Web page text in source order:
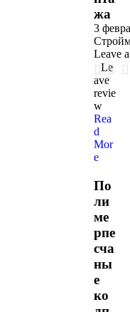
жа
3
Leave
Le
ave
revie
w
Rea
d
Mor
e
По
ли
ме
рпе
сча
ны
е
ко